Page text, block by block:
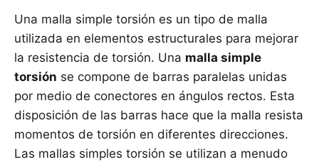
Una malla simple torsión es un tipo de malla
utilizada en elementos estructurales para mejorar
la resistencia de torsión. Una malla simple
torsión se compone de barras paralelas unidas
por medio de conectores en ángulos rectos. Esta
disposición de las barras hace que la malla resista
momentos de torsión en diferentes direcciones.
Las mallas simples torsión se utilizan a menudo